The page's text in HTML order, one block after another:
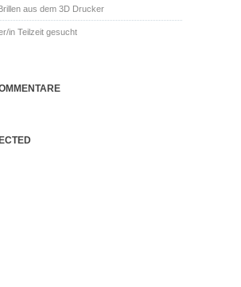
aus dem 3D Drucker
in Teilzeit gesucht